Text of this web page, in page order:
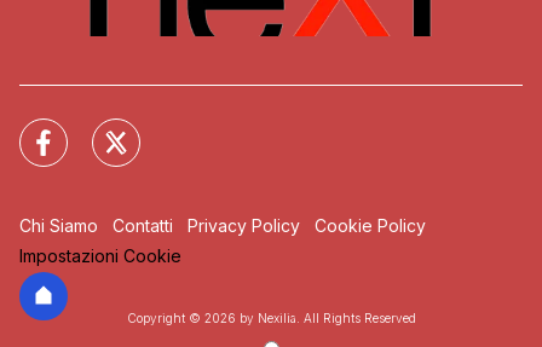
Chi Siamo Contatti Privacy Policy
Cookie Policy
Impostazioni Cookie
Copyright © 2026 by Nexilia. All Rights Reserved